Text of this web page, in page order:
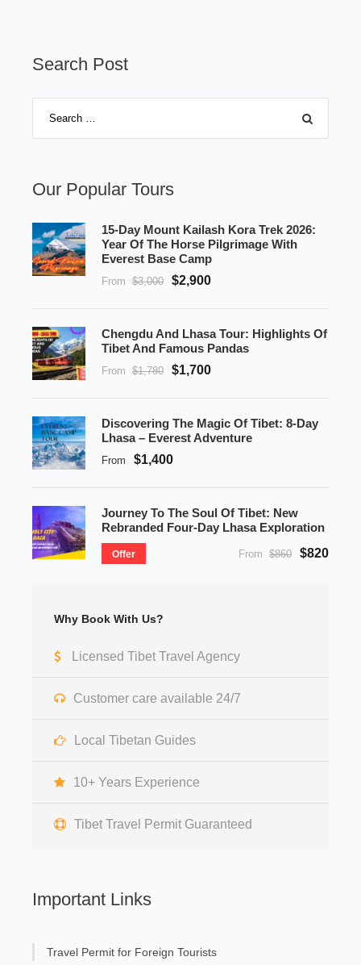
Search Post
Our Popular Tours
15-Day Mount Kailash Kora Trek 2026:
Year Of The Horse Pilgrimage With
Everest Base Camp
From $3,000 $2,900
Chengdu And Lhasa Tour: Highlights Of
Tibet And Famous Pandas
From $1,780 $1,700
Discovering The Magic Of Tibet: 8-Day
Lhasa – Everest Adventure
From $1,400
Journey To The Soul Of Tibet: New
Rebranded Four-Day Lhasa Exploration
Offer From $860 $820
Why Book With Us?
Licensed Tibet Travel Agency
Customer care available 24/7
Local Tibetan Guides
10+ Years Experience
Tibet Travel Permit Guaranteed
Important Links
Travel Permit for Foreign Tourists